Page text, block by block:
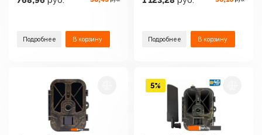
Подробнее В корзину Подробнее В корзину
5%